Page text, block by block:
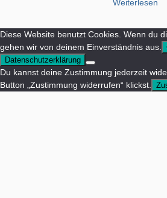
Weiterlesen
Diese Website benutzt Cookies. Wenn du
gehen wir von deinem Einverständnis aus.
Datenschutzerklärung
Du kannst deine Zustimmung jederzeit
Button „Zustimmung widerrufen“ klickst.